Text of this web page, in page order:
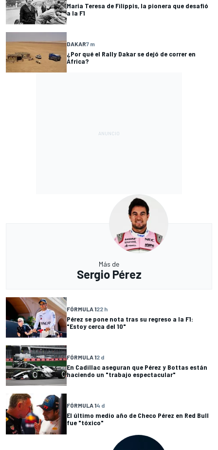
Maria Teresa de Filippis, la pionera que desafió
a la F1
DAKAR7 m
¿Por qué el Rally Dakar se dejó de correr en
África?
Más de
Sergio Pérez
FÓRMULA 122 h
Pérez se pone nota tras su regreso a la F1:
"Estoy cerca del 10"
FÓRMULA 12 d
En Cadillac aseguran que Pérez y Bottas están
haciendo un "trabajo espectacular"
FÓRMULA 14 d
El último medio año de Checo Pérez en Red Bull
fue "tóxico"